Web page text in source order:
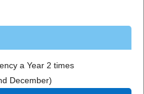
a Year 2 times
December)